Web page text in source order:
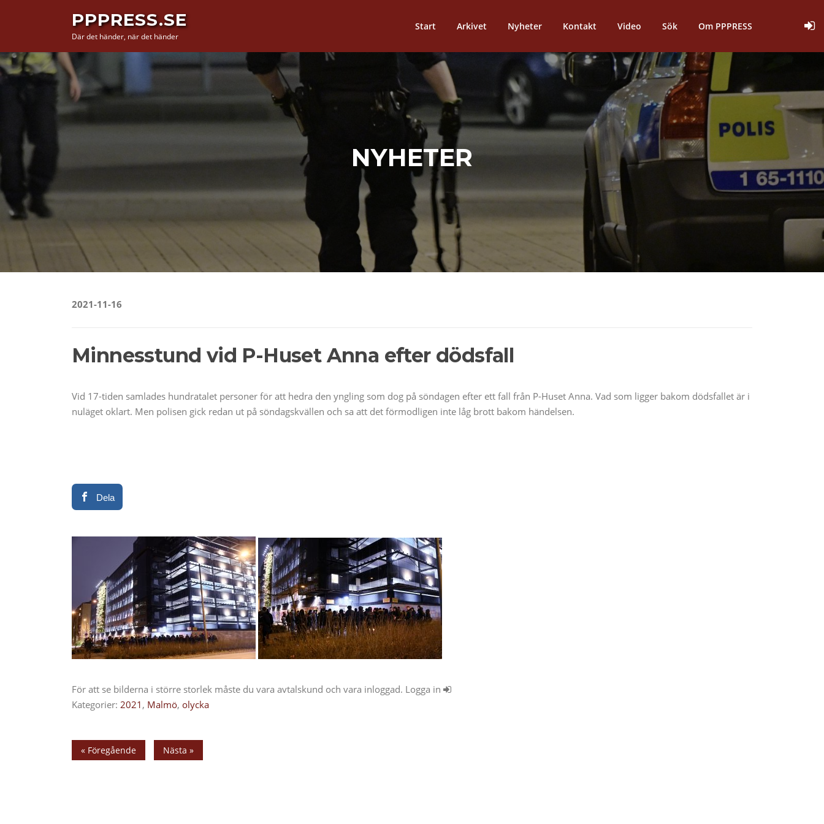
PPPRESS.SE
Där det händer, när det händer
Start Arkivet Nyheter Kontakt Video Sök Om PPPRESS
NYHETER
2021-11-16
Minnesstund vid P-Huset Anna efter dödsfall
Vid 17-tiden samlades hundratalet personer för att hedra den yngling som dog på söndagen efter ett fall från P-Huset Anna. Vad som ligger bakom dödsfallet är i
nuläget oklart. Men polisen gick redan ut på söndagskvällen och sa att det förmodligen inte låg brott bakom händelsen.
Dela
För att se bilderna i större storlek måste du vara avtalskund och vara inloggad. Logga in
Kategorier: 2021 , Malmö, olycka
« Föregående Nästa »